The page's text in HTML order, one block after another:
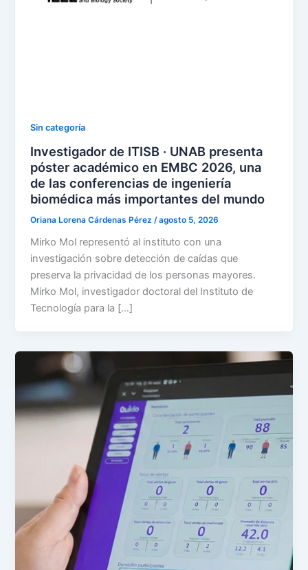
Sin categoría
Investigador de ITISB · UNAB presenta
póster académico en EMBC 2026, una
de las conferencias de ingeniería
biomédica más importantes del mundo
Oriana Lorena Cárdenas Pérez /agosto 5, 2026
Mirko Mol representó al instituto con una
investigación sobre detección de caídas que
preserva la privacidad de los personas mayores.
Mirko Mol, investigador doctoral del Instituto de
Tecnología para la […]